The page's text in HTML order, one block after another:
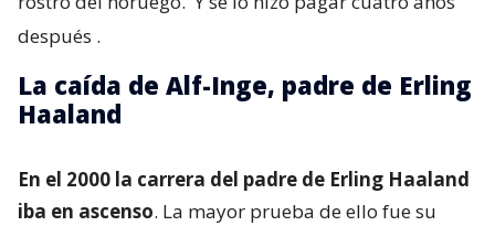
después .
La caída de Alf-Inge, padre de Erling
Haaland
En el 2000 la carrera del padre de Erling Haaland
iba en ascenso. La mayor prueba de ello fue su